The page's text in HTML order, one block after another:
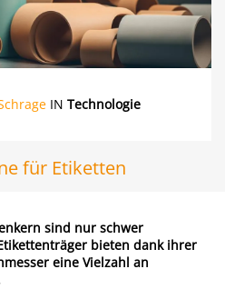
IN Technologie
für Etiketten
sind nur schwer
bieten dank ihrer
eine Vielzahl an